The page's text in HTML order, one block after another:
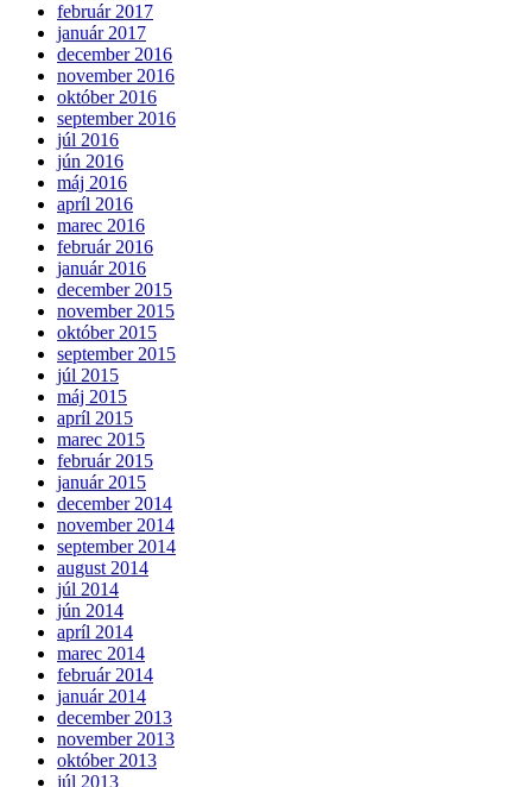
február 2017
január 2017
december 2016
november 2016
október 2016
september 2016
júl 2016
jún 2016
máj 2016
apríl 2016
marec 2016
február 2016
január 2016
december 2015
november 2015
október 2015
september 2015
júl 2015
máj 2015
apríl 2015
marec 2015
február 2015
január 2015
december 2014
november 2014
september 2014
august 2014
júl 2014
jún 2014
apríl 2014
marec 2014
február 2014
január 2014
december 2013
november 2013
október 2013
júl 2013